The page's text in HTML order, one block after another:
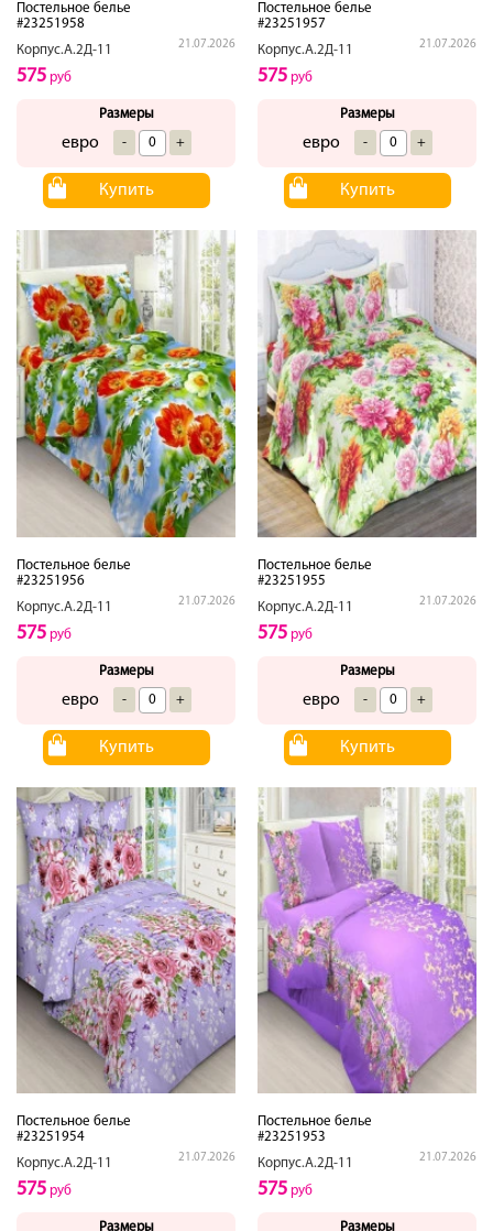
Постельное белье
#23251958
Корпус.А.2Д-11
21.07.2026
575 руб
Размеры
евро - +
Купить
Постельное белье
#23251957
Корпус.А.2Д-11
21.07.2026
575 руб
Размеры
евро - +
Купить
Постельное белье
#23251956
Корпус.А.2Д-11
21.07.2026
575 руб
Размеры
евро - +
Купить
Постельное белье
#23251955
Корпус.А.2Д-11
21.07.2026
575 руб
Размеры
евро - +
Купить
Постельное белье
#23251954
Корпус.А.2Д-11
21.07.2026
575 руб
Размеры
Постельное белье
#23251953
Корпус.А.2Д-11
21.07.2026
575 руб
Размеры